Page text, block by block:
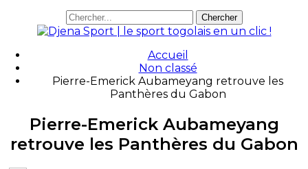
Accueil
Non classé
Pierre-Emerick Aubameyang retrouve les
Panthères du Gabon
Pierre-Emerick Aubameyang
retrouve les Panthères du Gabon